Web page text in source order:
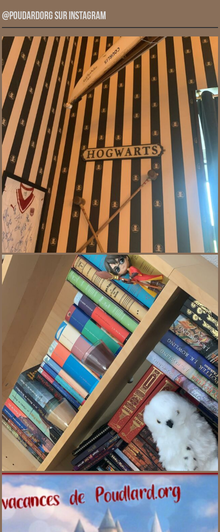
@PoudardOrg sur Instagram